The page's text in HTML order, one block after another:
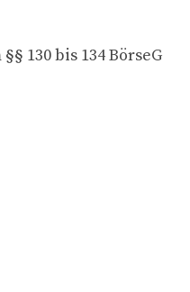
130 bis 134 BörseG